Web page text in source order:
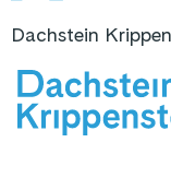
Dachstein